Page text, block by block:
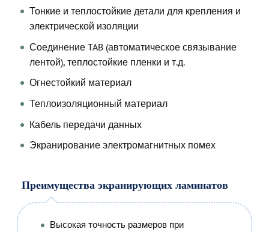
Тонкие и теплостойкие детали для крепления и
электрической изоляции
Соединение TAB (автоматическое связывание
лентой), теплостойкие пленки и т.д.
Огнестойкий материал
Теплоизоляционный материал
Кабель передачи данных
Экранирование электромагнитных помех
Преимущества экранирующих ламинатов
Высокая точность размеров при